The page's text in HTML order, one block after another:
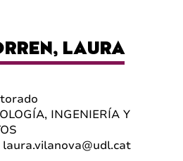
LAURA
INGENIERÍA Y
laura.vilanova@udl.cat